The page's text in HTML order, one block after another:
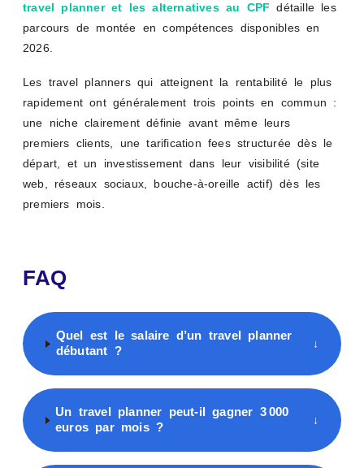
travel planner et les alternatives au CPF détaille les
parcours de montée en compétences disponibles en
2026.
Les travel planners qui atteignent la rentabilité le plus
rapidement ont généralement trois points en commun :
une niche clairement définie avant même leurs
premiers clients, une tarification fees structurée dès le
départ, et un investissement dans leur visibilité (site
web, réseaux sociaux, bouche-à-oreille actif) dès les
premiers mois.
FAQ
Quel est le salaire d’un travel planner
débutant ?
↓
Un travel planner peut-il gagner 3 000
euros par mois ?
↓